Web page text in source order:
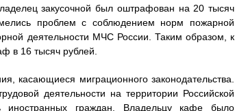
закусочной был оштрафован на 20 тысяч
проблем с соблюдением норм пожарной
деятельности МЧС России. Таким образом, к
в 16 тысяч рублей.
касающиеся миграционного законодательства.
деятельности на территории Российской
граждан. Владельцу кафе было